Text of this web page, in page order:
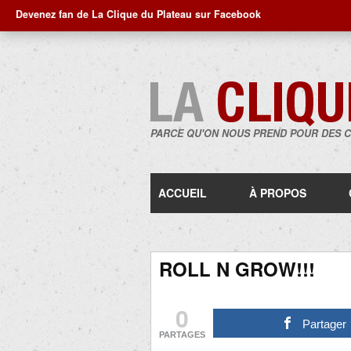
Devenez fan de La Clique du Plateau sur Facebook
PARCE QU'ON NOUS PREND POUR DES
ACCUEIL À PROPOS
ROLL N GROW!!!
0
PARTAGES
Partager